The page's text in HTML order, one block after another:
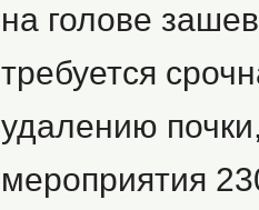
на голове
требуется
удалению
мероприятия